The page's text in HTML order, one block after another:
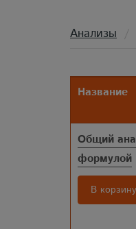
Анализы
Название
Общий
формулой
В корзину